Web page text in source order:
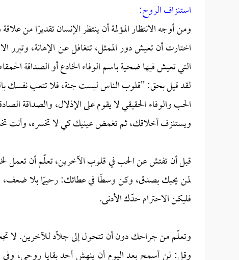
استنزاف الروح:
ومن أوجه الانتظار المؤلمة أن ينتظر الإنسان تقديرًا من
اختارت أن تعيش دور الممثل، تتغافل عن الإهانة،
التي تعيش فيها ضحية باسم الوفاء الخادع أو الصداقة
لقد قيل بحق: "قلوب الناس ليست جنة، فلا تتعب نفسك
الحب والوفاء الحقيقي لا يقوم على الإذلال، والصداقة
ويستنزف أخلاقك، ثم تغمض عينيك كي لا تخسره، وأنت
قبل أن تفتش عن الحب في قلوب الآخرين، تعلّم أن تعمل
لمن يحبك بصدق، وكن وسطًا في عطائك: رحيمًا بلا
فليكن الاحترام حدّك الأدنى.
وتعلّم من جراحك دون أن تتحول إلى جلّاد للآخرين. لا
وقل: لن أسمح بعد اليوم أن ينهش أحد بقايا روحي،